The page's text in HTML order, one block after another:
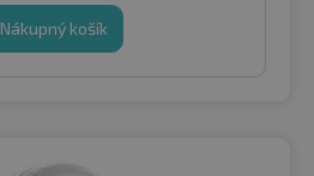
Nákupný košík